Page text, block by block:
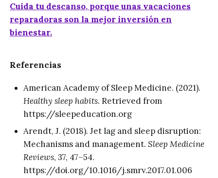
revela que la falta de horas de
sueño puede distorsionar la imagen
que tenemos de las personas,
Cuida tu descanso, porque unas vacaciones
reparadoras son la mejor inversión en
bienestar.
Referencias
American Academy of Sleep Medicine. (2021).
Healthy sleep habits. Retrieved from
https://sleepeducation.org
Arendt, J. (2018). Jet lag and sleep disruption:
Mechanisms and management. Sleep Medicine
Reviews, 37, 47–54.
https://doi.org/10.1016/j.smrv.2017.01.006